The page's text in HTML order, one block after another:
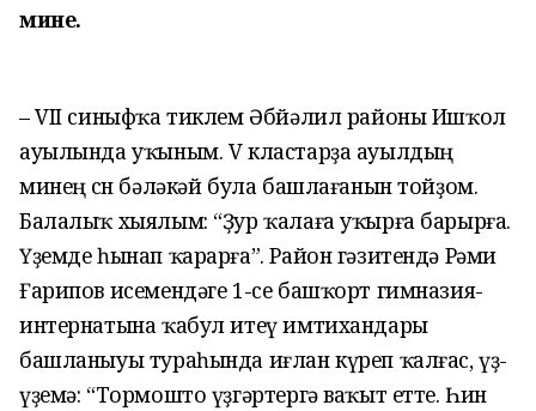
мине.
– VII синыфҡа тиклем Әбйәлил районы Ишҡол
ауылында уҡыным. V кластарҙа ауылдың
минең өсөн бәләкәй була башлағанын тойҙом.
Балалыҡ хыялым: “Ҙур ҡалаға уҡырға барырға.
Үҙемде һынап ҡарарға”. Район гәзитендә Рәми
Ғарипов исемендәге 1-се башҡорт гимназия-
интернатына ҡабул итеү имтихандары
башланыуы тураһында иғлан күреп ҡалғас, үҙ-
үҙемә: “Тормошто үҙгәртергә ваҡыт етте. Һин